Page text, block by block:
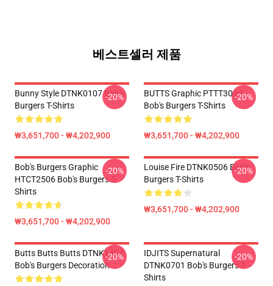
베스트셀러 제품
Bunny Style DTNK0107 Bob's
Burgers T-Shirts
₩3,651,700 - ₩4,202,900
-20%
BUTTS Graphic PTTT3006
Bob's Burgers T-Shirts
₩3,651,700 - ₩4,202,900
-20%
Bob's Burgers Graphic
HTCT2506 Bob's Burgers T-
Shirts
₩3,651,700 - ₩4,202,900
-20%
Louise Fire DTNK0506 Bob's
Burgers T-Shirts
₩3,651,700 - ₩4,202,900
-20%
Butts Butts Butts DTNK1404
Bob's Burgers Decoration
-20%
IDJITS Supernatural
DTNK0701 Bob's Burgers T-
Shirts
-20%